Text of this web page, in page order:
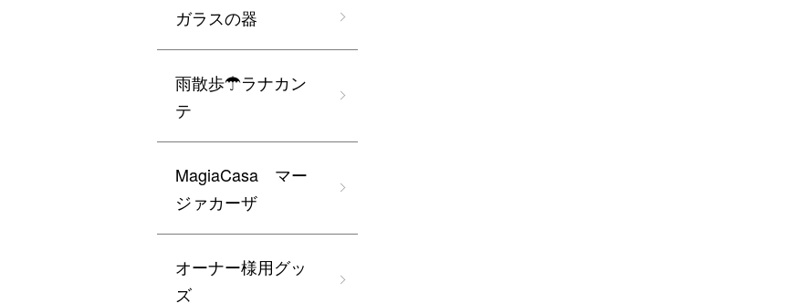
ガラスの器
雨散歩☂ラナカン
テ
MagiaCasa マー
ジァカーザ
オーナー様用グッ
ズ